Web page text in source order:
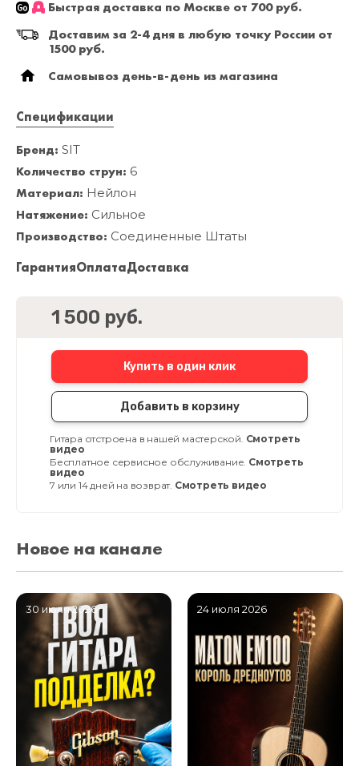
Быстрая доставка по Москве от 700 руб.
Доставим за 2-4 дня в любую точку России от
1500 руб.
Самовывоз день-в-день из магазина
Спецификации
Бренд: SIT
Количество струн: 6
Материал: Нейлон
Натяжение: Сильное
Производство: Соединенные Штаты
ГарантияОплатаДоставка
1 500 руб.
Купить в один клик
Добавить в корзину
Гитара отстроена в нашей мастерской. Смотреть
видео
Бесплатное сервисное обслуживание. Смотреть
видео
7 или 14 дней на возврат. Смотреть видео
Новое на канале
30 июля 2026 24 июля 2026